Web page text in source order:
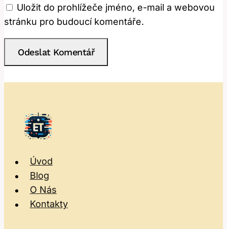
Uložit do prohlížeče jméno, e-mail a webovou
stránku pro budoucí komentáře.
Úvod
Blog
O Nás
Kontakty